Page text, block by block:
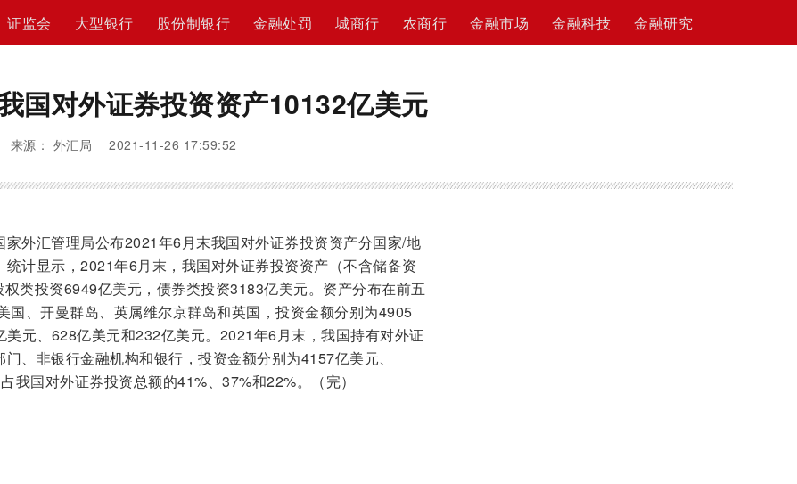
证监会 大型银行 股份制银行 金融处罚 城商行 农商行 金融市场 金融科技 金融研究
国对外证券投资资产10132亿美元
来源： 外汇局 2021-11-26 17:59:52
汇管理局公布2021年6月末我国对外证券投资资产分国家/地
计显示，2021年6月末，我国对外证券投资资产（不含储备资
类投资6949亿美元，债券类投资3183亿美元。资产分布在前五
国、开曼群岛、英属维尔京群岛和英国，投资金额分别为4905
元、628亿美元和232亿美元。2021年6月末，我国持有对外证
、非银行金融机构和银行，投资金额分别为4157亿美元、
我国对外证券投资总额的41%、37%和22%。（完）